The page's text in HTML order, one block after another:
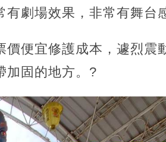
劇場效果，非常有舞台
便宜修護成本，遽烈震
加固的地方。?